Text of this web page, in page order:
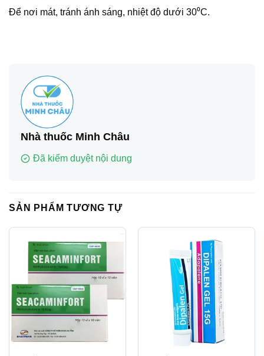
Để nơi mát, tránh ánh sáng, nhiệt độ dưới 30⁰C.
Nhà thuốc Minh Châu
Đã kiểm duyệt nội dung
SẢN PHẨM TƯƠNG TỰ